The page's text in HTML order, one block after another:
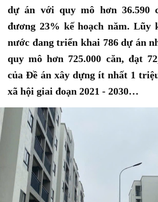
dự án với quy mô hơn 36.590
đương 23% kế hoạch năm. Lũy
nước đang triển khai 786 dự án
quy mô hơn 725.000 căn, đạt
của Đề án xây dựng ít nhất 1
xã hội giai đoạn 2021 - 2030…